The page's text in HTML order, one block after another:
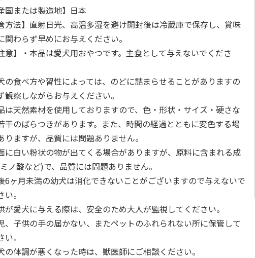
獣医師開発 ニオイ
をとる砂専用 猫ト
イレ ナチュラルグ
1,550円
(送料別・税込)
デオトイレ 飛び散
らない消臭・抗菌サ
ンド 4L
1,320円
(送料別・税込)
ぐるぐるボーン型 S
(送料別・税込)
こ用 まぐろ・かつ
(送料別・税込)
国または製造地】日本
方法】直射日光、高温多湿を避け開封後は冷蔵庫で保存し、賞味
関わらず早めにお与えください。
意】・本品は愛犬用おやつです。主食として与えないでくださ
の食べ方や習性によっては、のどに詰まらせることがありますの
観察しながらお与えください。
は天然素材を使用しておりますので、色・形状・サイズ・硬さな
干のばらつきがあります。また、時間の経過とともに変色する場
りますが、品質には問題ありません。
に白い粉状の物が出てくる場合がありますが、原料に含まれる成
ノ酸など)で、品質には問題ありません。
6ヶ月未満の幼犬は消化できないことがございますので与えないで
い。
が愛犬に与える際は、安全のため大人が監視してください。
、子供の手の届かない、またペットのふれられない所に保管して
い。
の体調が悪くなった時は、獣医師にご相談ください。